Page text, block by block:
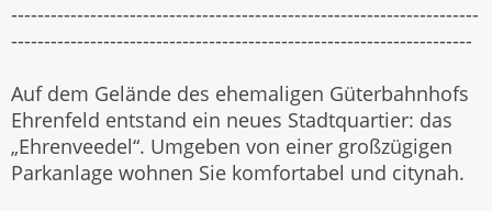
-----------------------------------------------------------------------
----------------------------------------------------------------------
Auf dem Gelände des ehemaligen Güterbahnhofs
Ehrenfeld entstand ein neues Stadtquartier: das
„Ehrenveedel“. Umgeben von einer großzügigen
Parkanlage wohnen Sie komfortabel und citynah.